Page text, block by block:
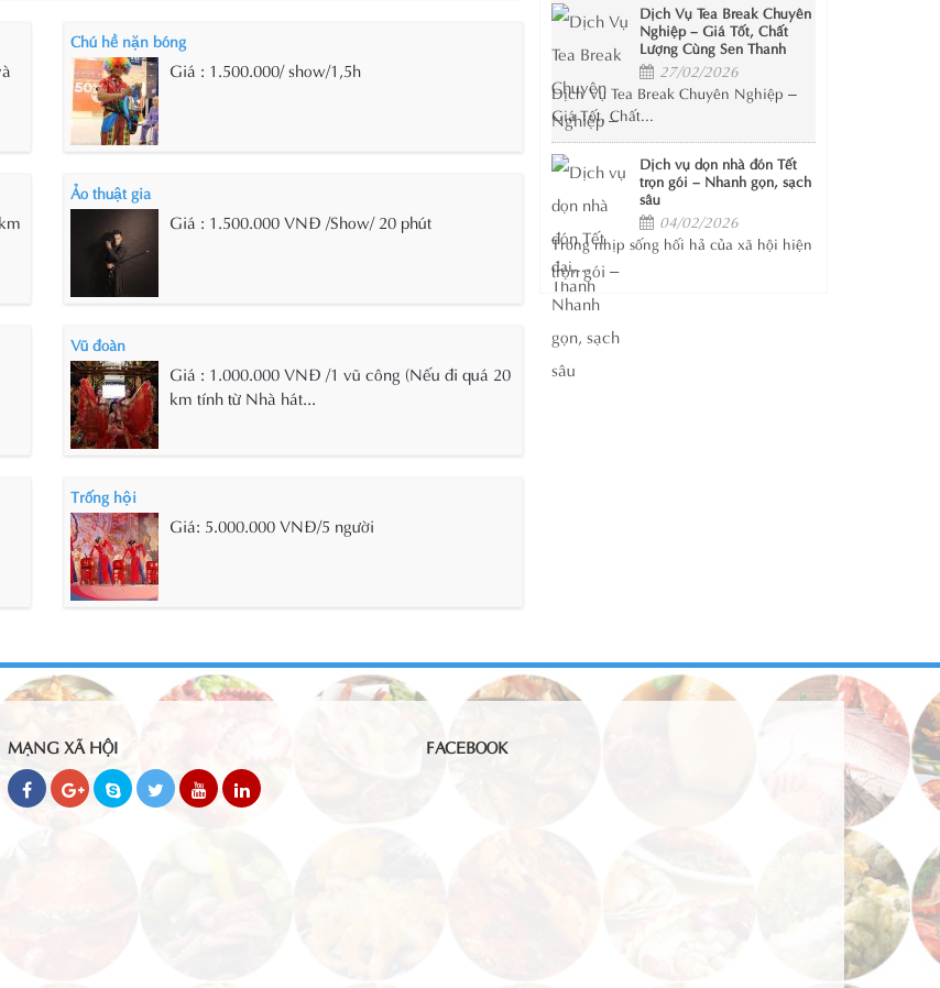
Chú hề nặn bóng
Giá : 1.500.000/ show/1,5h
Ảo thuật gia
Giá : 1.500.000 VNĐ /Show/ 20 phút
Vũ đoàn
Giá : 1.000.000 VNĐ /1 vũ công (Nếu đi quá 20
km tính từ Nhà hát...
Trống hội
Giá: 5.000.000 VNĐ/5 người
Dịch Vụ Tea Break Chuyên
Nghiệp – Giá Tốt, Chất
Lượng Cùng Sen Thanh
27/02/2026
Dịch Vụ Tea Break Chuyên Nghiệp –
Giá Tốt, Chất...
Dịch vụ dọn nhà đón Tết
trọn gói – Nhanh gọn, sạch
sâu
04/02/2026
Trong nhịp sống hối hả của xã hội hiện
đại,...
MẠNG XÃ HỘI FACEBOOK